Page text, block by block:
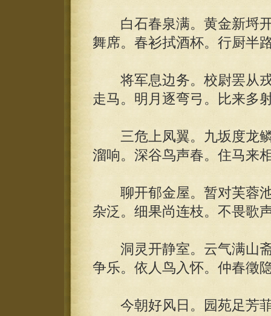
白石春泉满。黄金新埒开
舞席。春衫拭酒杯。行厨半
将军息边务。校尉罢从戎
走马。明月逐弯弓。比来多
三危上凤翼。九坂度龙鳞
溜响。深谷鸟声春。住马来
聊开郁金屋。暂对芙蓉池
杂泛。细果尚连枝。不畏歌
洞灵开静室。云气满山斋
争乐。依人鸟入怀。仲春徵
今朝好风日。园苑足芳菲